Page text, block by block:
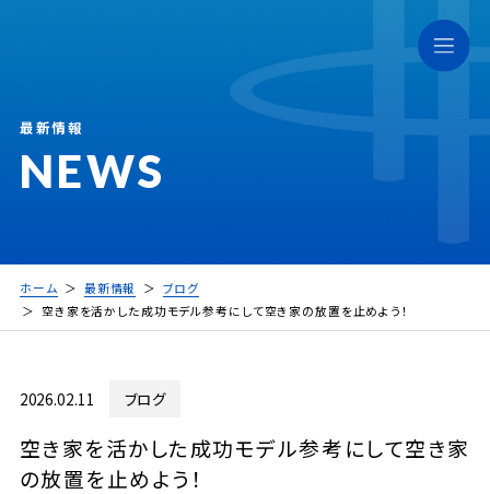
NEWS
最新情報
ホーム 最新情報
ブログ
空き家を活かした成功モデル参考にして空き家の放置を止めよう！
2026.02.11 ブログ
空き家を活かした成功モデル参考にして空き家
の放置を止めよう！